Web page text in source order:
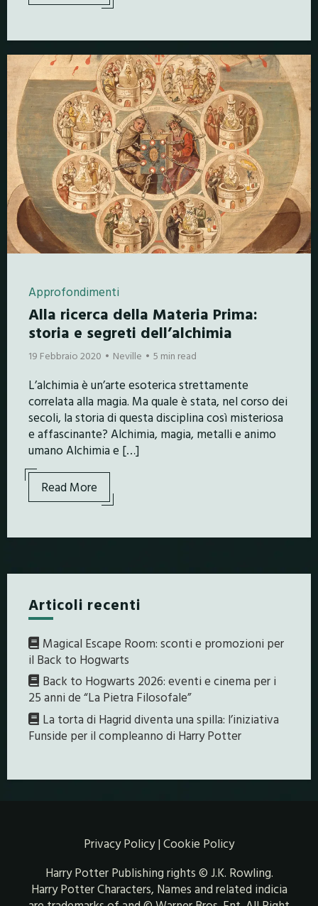
Approfondimenti
Alla ricerca della Materia Prima:
storia e segreti dell’alchimia
19 Febbraio 2020 Neville 5 min read
L’alchimia è un’arte esoterica strettamente
correlata alla magia. Ma quale è stata, nel corso dei
secoli, la storia di questa disciplina così misteriosa
e affascinante? Alchimia, magia, metalli e animo
umano Alchimia e […]
Read More
Articoli recenti
Magical Escape Room: sconti e promozioni per
il Back to Hogwarts
Back to Hogwarts 2026: eventi e cinema per i
25 anni de “La Pietra Filosofale”
La torta di Hagrid diventa una spilla: l’iniziativa
Funside per il compleanno di Harry Potter
Privacy Policy| Cookie Policy
Harry Potter Publishing rights © J.K. Rowling.
Harry Potter Characters, Names and related indicia